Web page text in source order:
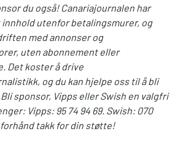
du også! Canariajournalen har
innhold utenfor betalingsmurer, og
med annonser og
uten abonnement eller
Det koster å drive
og du kan hjelpe oss til å bli
sponsor, Vipps eller Swish en valgfri
Vipps: 95 74 94 69. Swish: 070
forhånd takk for din støtte!